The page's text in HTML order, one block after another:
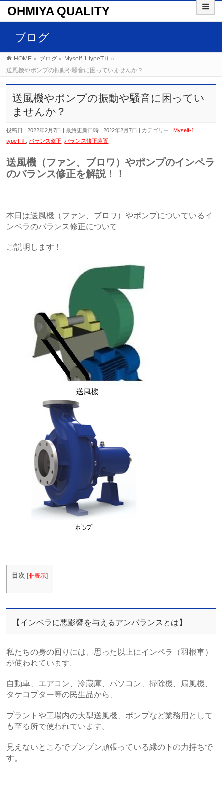
OHMIYA QUALITY
ブログ
HOME » ブログ » Myself-1 typeTⅡ »
送風機やポンプの振動や騒音に困っていませんか？
送風機やポンプの振動や騒音に困ってい
ませんか？
投稿日 : 2022年2月7日 最終更新日時 : 2022年2月7日 カテゴリー :Myself-1
typeTⅡ
,バランス修正 ,バランス修正装置
送風機（ファン、ブロワ）やポンプのインペラ
のバランス修正を解説！！
本日は送風機（ファン、ブロワ）やポンプについているイ
ンペラのバランス修正について
ご説明します！
目次 [非表示]
【インペラに悪影響を与えるアンバランスとは】
私たちの身の回りには、思った以上にインペラ（羽根車）
が使われています。
自動車、エアコン、冷蔵庫、パソコン、掃除機、扇風機、
タケコプター等の民生品から、
プラントや工場内の大型送風機、ポンプなど業務用として
も至る所で使われています。
見えないところでブンブン頑張っている縁の下の力持ちで
す。